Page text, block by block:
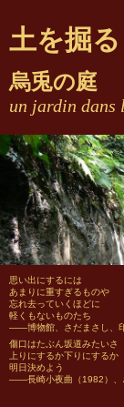
土を掘る
烏兎の庭
un jardin dans
思い出にするには
あまりに重すぎるものや
忘れ去っていくほどに
軽くもないものたち
――博物館、さだまさし、
傷口はたぶん坂道みたいさ
上りにするか下りにするか
明日決めよう
――長崎小夜曲（1982）、